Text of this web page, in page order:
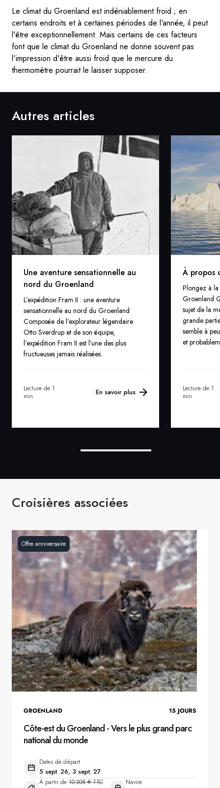
Le climat du Groenland est indéniablement froid ; en
certains endroits et à certaines périodes de l'année, il peut
l'être exceptionnellement. Mais certains de ces facteurs
font que le climat du Groenland ne donne souvent pas
l'impression d'être aussi froid que le mercure du
thermomètre pourrait le laisser supposer.
Autres articles
Une aventure sensationnelle au
nord du Groenland
L’expédition Fram II : une aventure
sensationnelle au nord du Groenland
Composée de l’explorateur légendaire
Otto Sverdrup et de son équipe,
l’expédition Fram II est l’une des plus
fructueuses jamais réalisées.
Lecture de 1
min
En savoir plus
À propos
Plongez à
Groenland
sujet de la
grande
semble à
et
Lecture de 1
min
Croisières associées
Offre anniversaire
GROENLAND 15 JOURS
Côte-est du Groenland - Vers le plus grand parc
national du monde
Dates de départ
5 sept. 26, 3 sept. 27
À partir de 10 308 € TTC Navire